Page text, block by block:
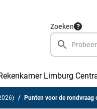
Zoeken
Limburg
Punten voor de rondvraag